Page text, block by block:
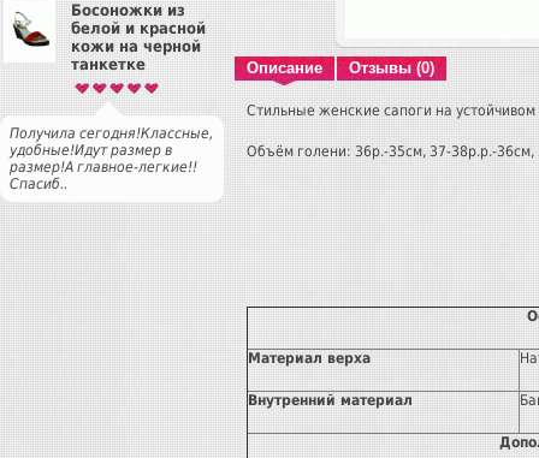
Босоножки из
белой и красной
кожи на черной
танкетке
Получила сегодня!Классные,
удобные!Идут размер в
размер!А главное-легкие!!
Спасиб..
Описание Отзывы (0)
Стильные женские сапоги на
Объём голени: 36р.-35см, 37-38р.р.-36см,
Материал верха
Внутренний материал